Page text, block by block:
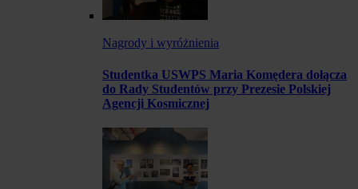
Nagrody i wyróżnienia
Studentka USWPS Maria Komędera dołącza
do Rady Studentów przy Prezesie Polskiej
Agencji Kosmicznej